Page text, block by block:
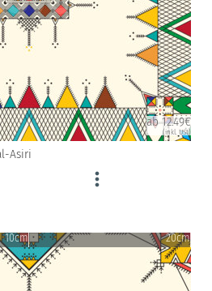
ab 12.49€
(inkl. USt)
Asiri
10cm 20cm